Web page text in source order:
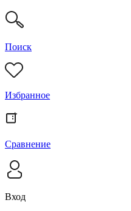
Поиск
Избранное
Сравнение
Вход